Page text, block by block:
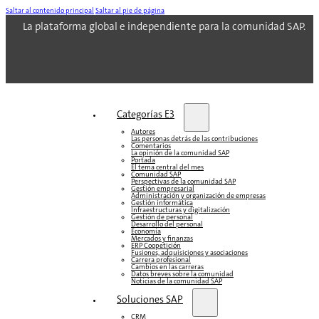
Saltar al contenido principal Saltar al pie de página
La plataforma global e independiente para la comunidad SAP.
Categorías E3
Autores
Las personas detrás de las contribuciones
Comentarios
La opinión de la comunidad SAP
Portada
El tema central del mes
Comunidad SAP
Perspectivas de la comunidad SAP
Gestión empresarial
Administración y organización de empresas
Gestión informática
Infraestructuras y digitalización
Gestión de personal
Desarrollo del personal
Economía
Mercados y finanzas
ERP Coopetición
Fusiones, adquisiciones y asociaciones
Carrera profesional
Cambios en las carreras
Datos breves sobre la comunidad
Noticias de la comunidad SAP
Soluciones‎‎ SAP
CRM